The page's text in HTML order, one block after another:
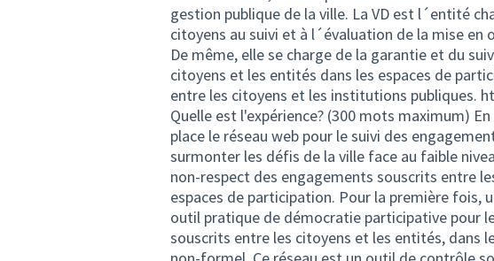
gestion publique de la ville. La VD est l´entité
citoyens au suivi et à l´évaluation de la mise
De même, elle se charge de la garantie et du
citoyens et les entités dans les espaces de
entre les citoyens et les institutions publiques.
Quelle est l'expérience? (300 mots maximum)
place le réseau web pour le suivi des
surmonter les défis de la ville face au faible
non-respect des engagements souscrits entre
espaces de participation. Pour la première fois,
outil pratique de démocratie participative pour
souscrits entre les citoyens et les entités, dans